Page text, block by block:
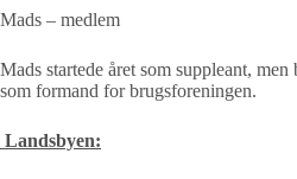
Mads – medlem
Mads startede året som suppleant,
som formand for brugsforeningen.
Landsbyen: